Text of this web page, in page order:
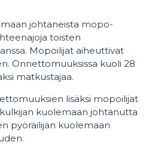
johtaneista mopo-
toisten
Mopoilijat aiheuttivat
Onnettomuuksissa kuoli 28
matkustajaa.
lisäksi mopoilijat
kuolemaan johtanutta
pyöräilijän kuolemaan